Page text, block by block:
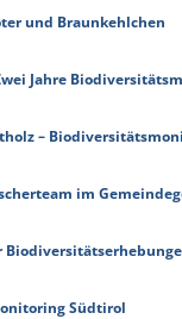
und Braunkehlchen
Jahre
–
im
Südtirol